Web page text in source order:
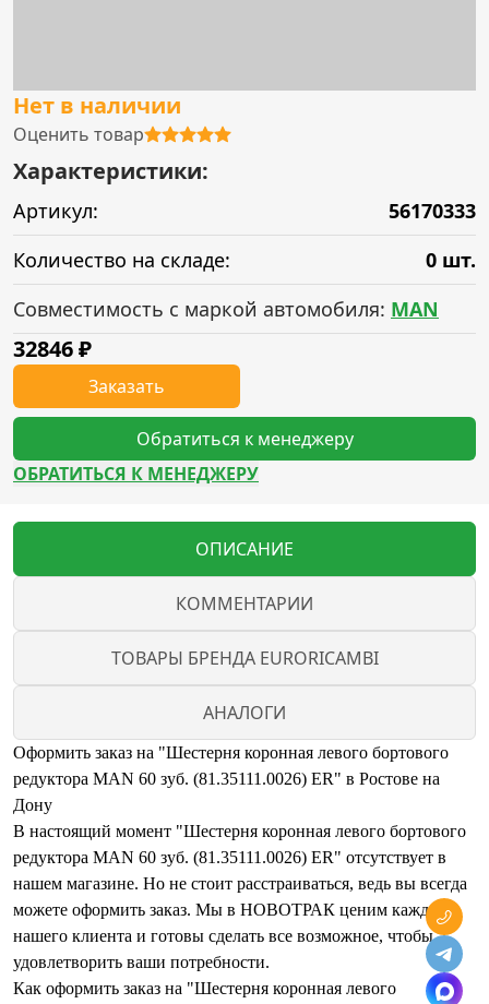
Нет в наличии
Оценить товар
Характеристики:
Артикул:
56170333
Количество на складе:
0 шт.
Совместимость с маркой автомобиля: MAN
32846₽
Заказать
Обратиться к менеджеру
ОБРАТИТЬСЯ К МЕНЕДЖЕРУ
ОПИСАНИЕ
КОММЕНТАРИИ
ТОВАРЫ БРЕНДА EURORICAMBI
АНАЛОГИ
Оформить заказ на "Шестерня коронная левого бортового
редуктора MAN 60 зуб. (81.35111.0026) ER" в Ростове на
Дону
В настоящий момент "Шестерня коронная левого бортового
редуктора MAN 60 зуб. (81.35111.0026) ER" отсутствует в
нашем магазине. Но не стоит расстраиваться, ведь вы всегда
можете оформить заказ. Мы в НОВОТРАК ценим каждого
нашего клиента и готовы сделать все возможное, чтобы
удовлетворить ваши потребности.
Как оформить заказ на "Шестерня коронная левого